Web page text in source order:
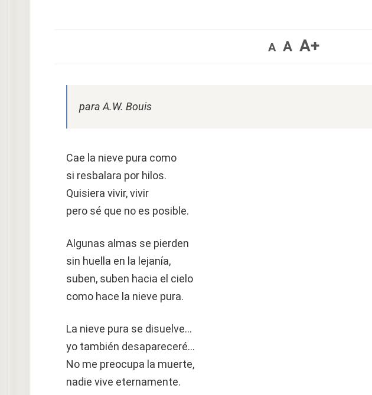
A A A+
para A.W. Bouis
Cae la nieve pura como
si resbalara por hilos.
Quisiera vivir, vivir
pero sé que no es posible.
Algunas almas se pierden
sin huella en la lejanía,
suben, suben hacia el cielo
como hace la nieve pura.
La nieve pura se disuelve…
yo también desapareceré…
No me preocupa la muerte,
nadie vive eternamente.